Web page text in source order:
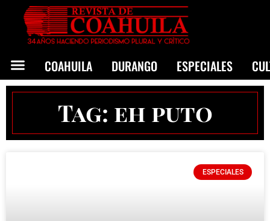
COAHUILA DURANGO ESPECIALES
Tag: eh puto
ESPECIALES